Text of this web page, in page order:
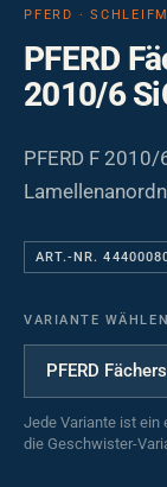
PFERD ·
PFERD
2010/6
PFERD F
ART.-NR.
VARIANTE WÄHLEN
Jede Variante ist ein
die Geschwister-